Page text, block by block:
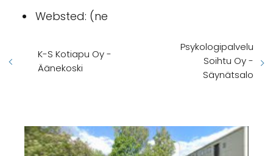
Websted: (ne
K-S Kotiapu Oy -
Äänekoski
Psykologipalvelu
Soihtu Oy -
Säynätsalo